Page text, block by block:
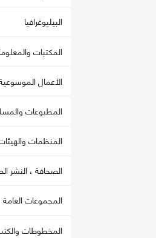
البيليوغرافيا
المكتبات
الأعمال
المطبوعات
المنظمات
الصحافة ، النشر
المجموعات العامة
المخطوطات والكتب